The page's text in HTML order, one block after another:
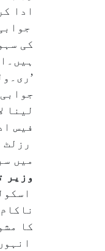
ادا
فیس ادا
میں
وزیر
کا